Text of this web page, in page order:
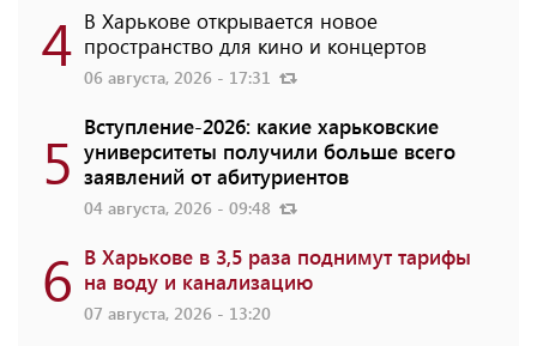
4 В Харькове открывается новое
пространство для кино и концертов
06 августа, 2026 - 17:31
5 Вступление-2026: какие харьковские
университеты получили больше всего
заявлений от абитуриентов
04 августа, 2026 - 09:48
6 В Харькове в 3,5 раза поднимут тарифы
на воду и канализацию
07 августа, 2026 - 13:20